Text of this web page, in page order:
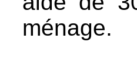
ménage.